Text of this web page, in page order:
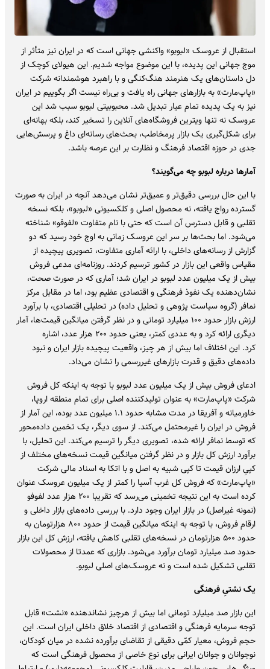
استقبال از عروسک «لبوبو» واکنشی جهانی است که در ایران نیز متأثر از
موج جهانی این پدیده، با این موضوع مواجه شدیم. این هیولای کوچک از
دل داستان‌های یک هنرمند هنگ‌کنگی و با راهبرد هوشمندانه شرکت
«پاپ‌مارت» به بازارهای جهانی راه یافت و بی‌راه نیست اگر بگوییم در ایران
نیز به یک پدیده تمام عیار تبدیل شد. محبوبیتی لبوبو سبب شد این
عروسک نه تنها ویترین فروشگاه‌های آنلاین را تسخیر کند، بلکه بهانه‌ای
برای شکل‌گیری یک بازار پرمخاطب، بحث‌های رسانه‌ای داغ و پرسش‌هایی
جدی در حوزه اقتصاد فرهنگ و نظارت بر این عرصه باشد.
آمارها درباره لبوبو چه می‌گویند؟
با این حال بررسی دقیق‌تر و عمیق‌تر نشان می‌دهد آنچه در ایران به‌ صورت
گسترده رواج یافته، نه محصول اصلی و کلکسیونی «لبوبو»، بلکه نسخه
تقلبی و قابل دسترس آن است که حتی با نام متفاوت «لفوفو» شناخته
می‌شود. اما بحث‌ها بر سر این عروسک زمانی به اوج خود رسید که دو
گزارش از رسانه‌های داخلی، با ارائه آماری متفاوت، تصویری پیچیده از
مقیاس واقعی این بازار در کشور ترسیم کردند. روزنامه‌ای مدعی فروش
بیش از یک میلیون عدد لبوبو در ایران شد؛ آماری که در صورت صحت،
نشان‌دهنده یک نفوذ فرهنگی و اقتصادی عظیم بود، اما در مقابل مرکز
نمافر (گروه سیاست پژوهی و تحلیل داده) در تحلیلی اقتصادی، با برآورد
ارزش بازار حدود ۱۰۰ میلیارد تومانی و در نظر گرفتن میانگین قیمت‌ها، آمار
دیگری ارائه کرد و به عددی کمتر، یعنی حدود ۲۰۰ هزار عدد، اشاره
کرد. این اختلاف اما بیش از هر چیز، واقعیت پیچیده بازار ایران و نبود
داده‌های دقیق و قدرت بازارهای غیررسمی را نشان می‌داد.
ادعای فروش بیش از یک میلیون عدد لبوبو با توجه به اینکه کل فروش
شرکت «پاپ‌مارت» به عنوان تولیدکننده اصلی برای تمام منطقه اروپا،
خاورمیانه و آفریقا در مدت مشابه حدود ۱.۱ میلیون عدد بوده، این آمار از
فروش در ایران را غیرمحتمل می‌کند. از سوی دیگر، یک تخمین داده‌محور
که توسط نمافر ارائه شده، تصویری دیگر را ترسیم می‌کند. این تحلیل، با
برآورد ارزش کل بازار و در نظر گرفتن میانگین قیمت نسخه‌های مختلف از
کپیِ ارزان قیمت تا کپی شبیه به اصل و با اتکا به اسناد مالی شرکت
«پاپ‌مارت» که فروش کل غرب آسیا را کمتر از یک میلیون عروسک عنوان
کرده است به این نتیجه تخمینی می‌رسد که تقریبا ۲۰۰ هزار عدد لفوفو
(نمونه غیراصل) در بازار ایران وجود دارد. با بررسی داده‌های بازار داخلی و
ارقام فروش، با توجه به اینکه میانگین قیمت از حدود ۸۰۰ هزارتومان به
حدود ۵۰۰ هزارتومان در نسخه‌های تقلبی کاهش یافته، ارزش کل این بازار
حدود صد میلیارد تومان برآورد می‌شود. بازاری که عمدتا از محصولات
تقلبی تشکیل شده است و نه عروسک‌های اصلی لبوبو.
یک نشتیِ فرهنگی
این بازار صد میلیارد تومانی اما بیش از هرچیز نشاندهنده «نشت» قابل
توجه سرمایه فرهنگی و اقتصادی از اقتصاد خلاق داخلی ایران است. این
حجم فروش، معیار کمّی دقیقی از تقاضای برآورده نشده در میان کودکان،
نوجوانان و جوانان ایرانی برای نوع خاصی از محصول فرهنگی است که